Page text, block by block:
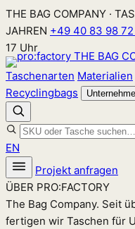
Zum
Inhalt
springen
THE BAG COMPANY ·
JAHREN +49 40 83 98
17 Uhr
Taschenarten Materialien
Recyclingbags
EN
Projekt anfragen
ÜBER PRO:FACTORY
The Bag Company. Seit
fertigen wir Taschen für